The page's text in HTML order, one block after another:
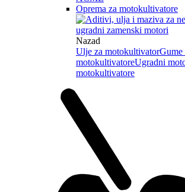
Oprema za motokultivatore
Nazad
Ulje za motokultivatorGume
motokultivatoreUgradni
motokultivatore